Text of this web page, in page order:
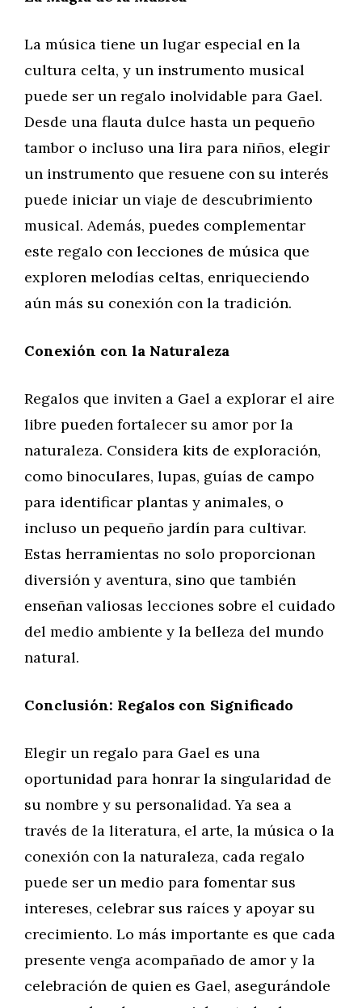
La música tiene un lugar especial en la
cultura celta, y un instrumento musical
puede ser un regalo inolvidable para Gael.
Desde una flauta dulce hasta un pequeño
tambor o incluso una lira para niños, elegir
un instrumento que resuene con su interés
puede iniciar un viaje de descubrimiento
musical. Además, puedes complementar
este regalo con lecciones de música que
exploren melodías celtas, enriqueciendo
aún más su conexión con la tradición.
Conexión con la Naturaleza
Regalos que inviten a Gael a explorar el aire
libre pueden fortalecer su amor por la
naturaleza. Considera kits de exploración,
como binoculares, lupas, guías de campo
para identificar plantas y animales, o
incluso un pequeño jardín para cultivar.
Estas herramientas no solo proporcionan
diversión y aventura, sino que también
enseñan valiosas lecciones sobre el cuidado
del medio ambiente y la belleza del mundo
natural.
Conclusión: Regalos con Significado
Elegir un regalo para Gael es una
oportunidad para honrar la singularidad de
su nombre y su personalidad. Ya sea a
través de la literatura, el arte, la música o la
conexión con la naturaleza, cada regalo
puede ser un medio para fomentar sus
intereses, celebrar sus raíces y apoyar su
crecimiento. Lo más importante es que cada
presente venga acompañado de amor y la
celebración de quien es Gael, asegurándole